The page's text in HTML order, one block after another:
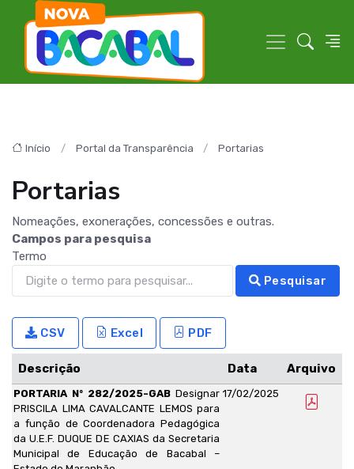
Início Portal da Transparência Portarias
Portarias
Nomeações, exonerações, concessões e outras.
Campos para pesquisa
Termo
Pesquisar
CSV Excel PDF
Descrição Data Arquivo
PORTARIA Nº 282/2025-GAB Designar
PRISCILA LIMA CAVALCANTE LEMOS para
a função de Coordenadora Pedagógica
da U.E.F. DUQUE DE CAXIAS da Secretaria
Municipal de Educação de Bacabal –
17/02/2025